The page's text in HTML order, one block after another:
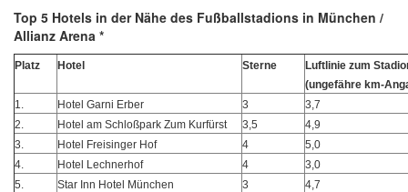
Top 5 Hotels in der Nähe des Fußballstadions in München /
Allianz Arena *
Platz Hotel Sterne
Luftlinie zum
(ungefähre km-
1.
Hotel Garni Erber 3
3,7
2.
Hotel am Schloßpark Zum Kurfürst 3,5
4,9
3.
Hotel Freisinger Hof 4
5,0
4.
Hotel Lechnerhof 4
3,0
5.
Star Inn Hotel München 3 4,7